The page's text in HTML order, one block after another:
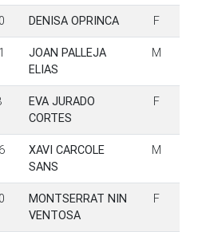
DENISA OPRINCA F
JOAN PALLEJA
ELIAS
M
EVA JURADO
CORTES
F
XAVI CARCOLE
SANS
M
MONTSERRAT NIN
VENTOSA
F